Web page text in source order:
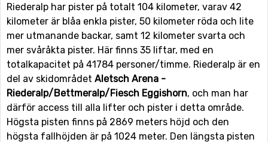
Riederalp har pister på totalt 104 kilometer, varav 42
kilometer är blåa enkla pister, 50 kilometer röda och lite
mer utmanande backar, samt 12 kilometer svarta och
mer svåråkta pister. Här finns 35 liftar, med en
totalkapacitet på 41784 personer/timme. Riederalp är en
del av skidområdet Aletsch Arena -
Riederalp/Bettmeralp/Fiesch Eggishorn, och man har
därför access till alla lifter och pister i detta område.
Högsta pisten finns på 2869 meters höjd och den
högsta fallhöjden är på 1024 meter. Den längsta pisten